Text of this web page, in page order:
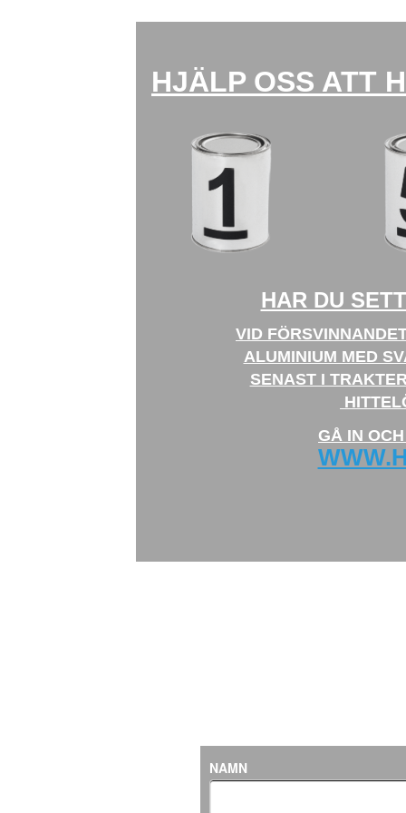
HJÄLP OSS ATT
HAR DU
VID
ALUMINIUM MED
SENAST I
GÅ IN
NAMN